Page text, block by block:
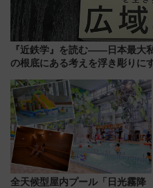
『近鉄学』を読む――日本最大
の根底にある考えを浮き彫りに
全天候型屋内プール「日光霧降